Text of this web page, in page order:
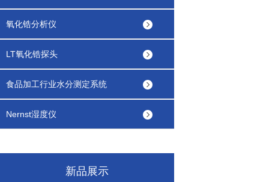
氧化锆分析仪
LT氧化锆探头
食品加工行业水分测定系统
Nernst湿度仪
新品展示